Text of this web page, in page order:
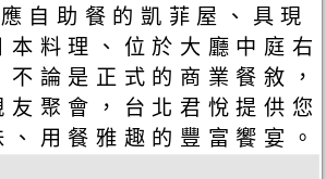
自助餐的凱菲屋、具現
本料理、位於大廳中庭右
不論是正式的商業餐敘，
友聚會，台北君悅提供您
、用餐雅趣的豐富饗宴。